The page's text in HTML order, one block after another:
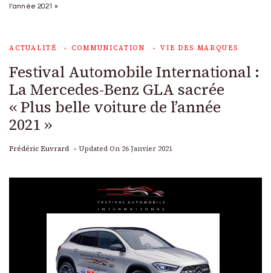
l’année 2021 »
ACTUALITÉ COMMUNICATION VIE DES MARQUES
Festival Automobile International :
La Mercedes-Benz GLA sacrée
« Plus belle voiture de l’année
2021 »
Frédéric Euvrard Updated On 26 Janvier 2021